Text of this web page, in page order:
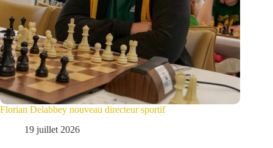
Florian Delabbey nouveau directeur sportif
19 juillet 2026